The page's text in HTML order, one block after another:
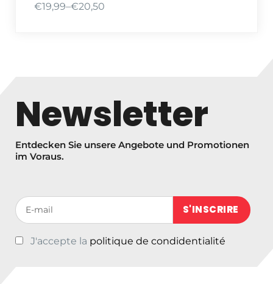
€19,99–€20,50
P
p
n
€
1
9
,
Newsletter
Entdecken Sie unsere Angebote und Promotionen
im Voraus.
Votre adresse de messagerie (obligatoire)
J'accepte la politique de condidentialité